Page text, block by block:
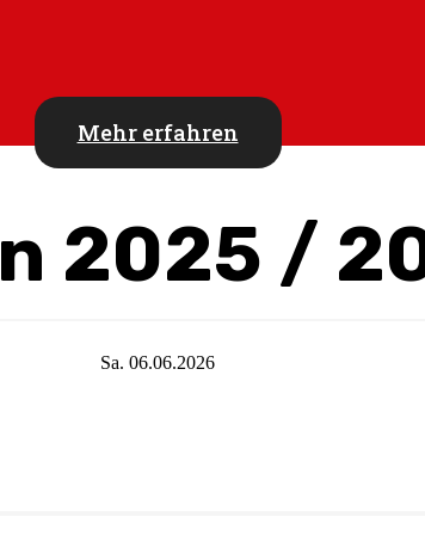
Mehr erfahren
2025 /
Sa. 06.06.2026